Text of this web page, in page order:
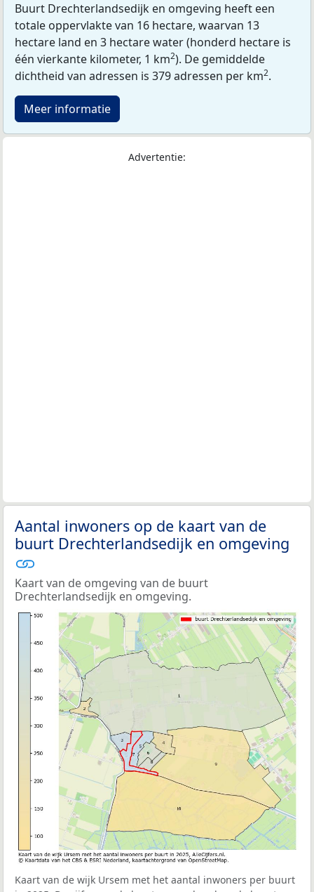
Buurt Drechterlandsedijk en omgeving heeft een
totale oppervlakte van 16 hectare, waarvan 13
hectare land en 3 hectare water (honderd hectare is
één vierkante kilometer, 1 km2). De gemiddelde
dichtheid van adressen is 379 adressen per km2.
Meer informatie
Advertentie:
Aantal inwoners op de kaart van de
buurt Drechterlandsedijk en omgeving
Kaart van de omgeving van de buurt
Drechterlandsedijk en omgeving.
Kaart van de wijk Ursem met het aantal inwoners per buurt